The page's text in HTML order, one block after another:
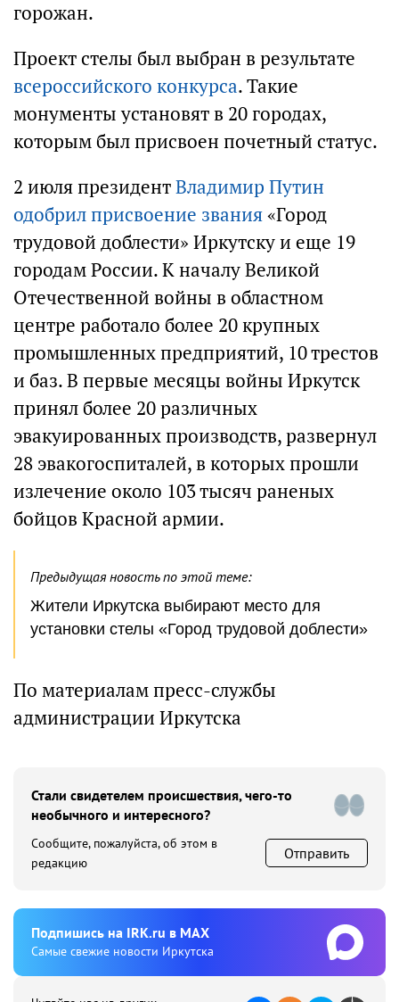
горожан.
Проект стелы был выбран в результате
всероссийского конкурса. Такие
монументы установят в 20 городах,
которым был присвоен почетный статус.
2 июля президентВладимир Путин
одобрил присвоение звания«Город
трудовой доблести» Иркутску и еще 19
городам России. К началу Великой
Отечественной войны в областном
центре работало более 20 крупных
промышленных предприятий, 10 трестов
и баз. В первые месяцы войны Иркутск
принял более 20 различных
эвакуированных производств, развернул
28 эвакогоспиталей, в которых прошли
излечение около 103 тысяч раненых
бойцов Красной армии.
Предыдущая новость по этой теме:
Жители Иркутска выбирают место для
установки стелы «Город трудовой доблести»
По материалам пресс-службы
администрации Иркутска
Стали свидетелем происшествия, чего-то
необычного и интересного?
Сообщите, пожалуйста, об этом в
редакцию
Отправить
Подпишиcь на IRK.ru в MAX
Cамые свежие новости Иркутска